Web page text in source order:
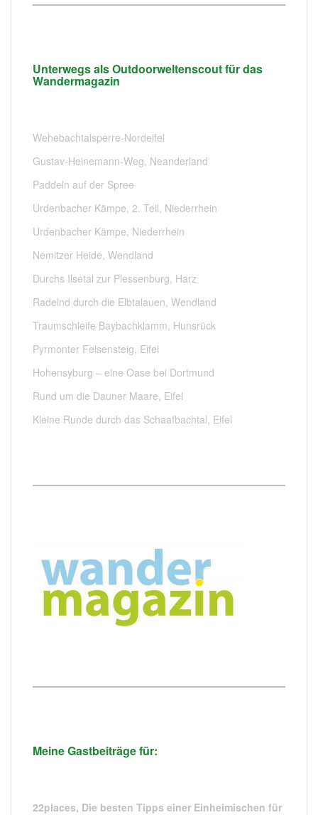
Unterwegs als Outdoorweltenscout für das
Wandermagazin
Wehebachtalsperre-Nordeifel
Gustav-Heinemann-Weg, Neanderland
Paddeln auf der Spree
Urdenbacher Kämpe, 2. Teil, Niederrhein
Urdenbacher Kämpe, Niederrhein
Nemitzer Heide, Wendland
Durchs Ilsetal zur Plessenburg, Harz
Radelnd durch die Elbtalauen, Wendland
Traumschleife Baybachklamm, Hunsrück
Pyrmonter Felsensteig, Eifel
Hohensyburg – eine Oase bei Dortmund
Rund um die Dauner Maare, Eifel
Kleine Runde durch das Schaafbachtal, Eifel
Meine Gastbeiträge für:
22places, Die besten Tipps einer Einheimischen für